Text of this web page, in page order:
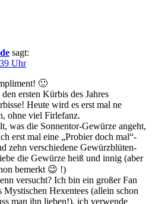
sagt:
Uhr
🙂
ersten Kürbis des Jahres
Heute wird es erst mal ne
ohne viel Firlefanz.
was die Sonnentor-Gewürze angeht,
erst mal eine „Probier doch mal“-
zehn verschiedene Gewürzblüten-
die Gewürze heiß und innig (aber
bemerkt 😉 !)
versucht? Ich bin ein großer Fan
Mystischen Hexentees (allein schon
man ihn lieben!), ich verwende